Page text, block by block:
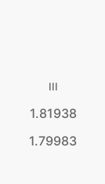
III
1.81938
1.79983